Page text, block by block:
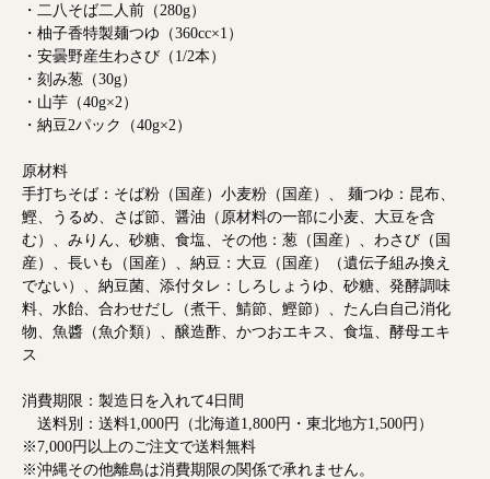
・二八そば二人前（280g）
・柚子香特製麺つゆ（360cc×1）
・安曇野産生わさび（1/2本）
・刻み葱（30g）
・山芋（40g×2）
・納豆2パック（40g×2）
原材料
手打ちそば：そば粉（国産）小麦粉（国産）、 麺つゆ：昆布、
鰹、うるめ、さば節、醤油（原材料の一部に小麦、大豆を含
む）、みりん、砂糖、食塩、その他：葱（国産）、わさび（国
産）、長いも（国産）、納豆：大豆（国産）（遺伝子組み換え
でない）、納豆菌、添付タレ：しろしょうゆ、砂糖、発酵調味
料、水飴、合わせだし（煮干、鯖節、鰹節）、たん白自己消化
物、魚醬（魚介類）、醸造酢、かつおエキス、食塩、酵母エキ
ス
消費期限：製造日を入れて4日間
送料別：送料1,000円（北海道1,800円・東北地方1,500円）
※7,000円以上のご注文で送料無料
※沖縄その他離島は消費期限の関係で承れません。